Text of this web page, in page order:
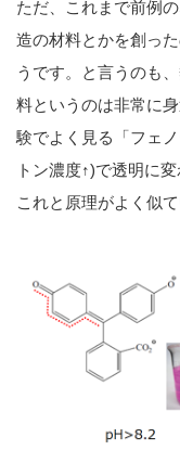
ただ、これまで前例
造の材料とかを創っ
うです。と言うのも
料というのは非常に
験でよく見る「フェ
トン濃度↑)で透明に
これと原理がよく似